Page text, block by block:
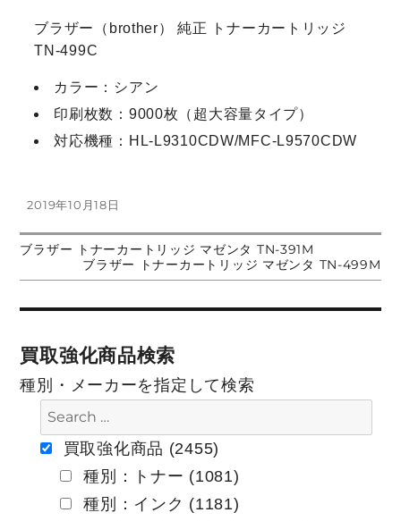
ブラザー（brother） 純正 トナーカートリッジ
TN-499C
カラー：シアン
印刷枚数：9000枚（超大容量タイプ）
対応機種：HL-L9310CDW/MFC-L9570CDW
投
日:
2019年10月18日
投
ビ
ー
前
投
ブラザー トナーカートリッジ マゼンタ TN-391M
の
稿:
ブラザー トナーカートリッジ マゼンタ TN-499M
買取強化商品検索
種別・メーカーを指定して検索
買取強化商品 (2455)
種別：トナー (1081)
種別：インク (1181)